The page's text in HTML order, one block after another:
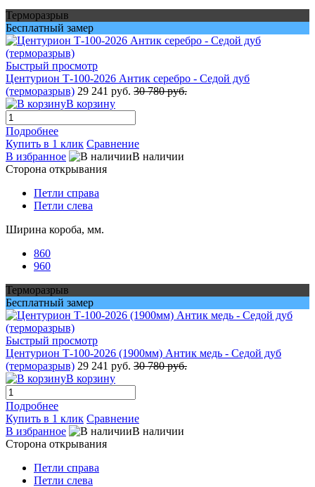
Терморазрыв
Бесплатный замер
Быстрый просмотр
Центурион Т-100-2026 Антик серебро - Седой дуб
(терморазрыв) 29 241 руб. 30 780 руб.
В корзину
Подробнее
Купить в 1 клик Сравнение
В избранное
В наличии
Сторона открывания
Петли справа
Петли слева
Ширина короба, мм.
860
960
Терморазрыв
Бесплатный замер
Быстрый просмотр
Центурион Т-100-2026 (1900мм) Антик медь - Седой дуб
(терморазрыв) 29 241 руб. 30 780 руб.
В корзину
Подробнее
Купить в 1 клик Сравнение
В избранное
В наличии
Сторона открывания
Петли справа
Петли слева